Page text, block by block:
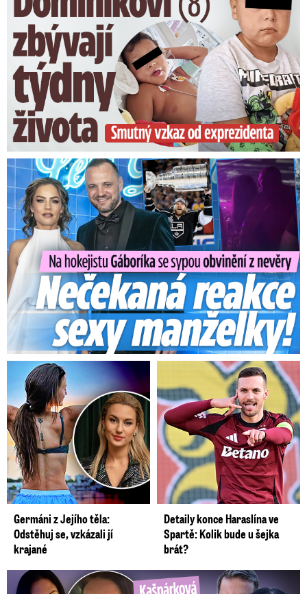
Na Gáboríka se sypou obvinění z nevěry: Reakce manželky!
Germáni z Jejího těla:
Odstěhuj se, vzkázali jí
krajané
Detaily konce Haraslína ve
Spartě: Kolik bude u šejka
brát?
Kašpárková o milence svého ex Radka: Kopie z Wishe!